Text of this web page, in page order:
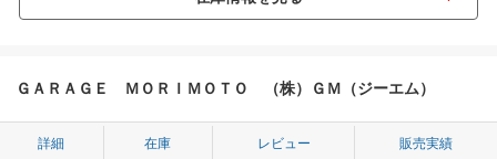
ＧＡＲＡＧＥ ＭＯＲＩＭＯＴＯ （株）ＧＭ（ジーエム）
詳細 在庫 レビュー 販売実績